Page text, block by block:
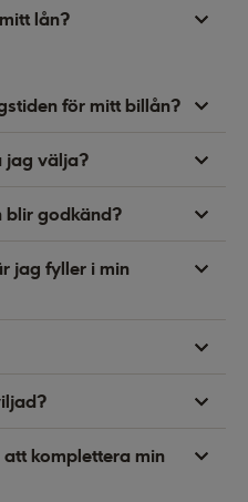
lån?
för mitt billån?
jag välja?
blir godkänd?
jag fyller i min
komplettera min